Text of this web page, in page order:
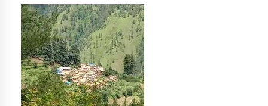
तातोपानी गाउँपालिका जुम्लाको सूचना